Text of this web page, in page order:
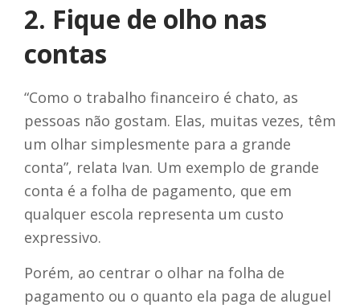
2. Fique de olho nas
contas
“Como o trabalho financeiro é chato, as
pessoas não gostam. Elas, muitas vezes, têm
um olhar simplesmente para a grande
conta”, relata Ivan. Um exemplo de grande
conta é a folha de pagamento, que em
qualquer escola representa um custo
expressivo.
Porém, ao centrar o olhar na folha de
pagamento ou o quanto ela paga de aluguel